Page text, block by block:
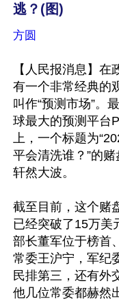
逃？(图)
方圆
【人民报消息】在
有一个非常经典的
叫作“预测市场”。
球最大的预测平台
上，一个标题为
平会清洗谁？”的赌
轩然大波。
截至目前，这个赌
已经突破了15万美
部长董军位于榜首
常委王沪宁，军纪
民排第三，还有外
他几位常委都赫然